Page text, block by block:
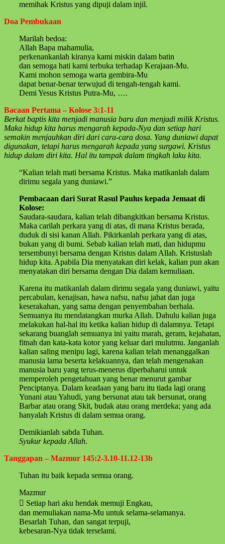
memihak Kristus yang dipuji dalam injil.
Doa Pembukaan
Marilah bedoa:
Allah Bapa mahamulia,
perkenankanlah kiranya kami miskin dalam batin
dan semoga hati kami terbuka terhadap Kerajaan-Mu.
Kami mohon semoga warta gembira-Mu
dapat benar-benar terwujud di tengah-tengah kami.
Demi Yesus Kristus Putra-Mu, ….
Bacaan Pertama – Kolose 3:1-11
Berkat baptis kita menjadi manusia baru dan menjadi milik Kristus.
Maka hidup kita harus mengarah kepada-Nya dan setiap hari
semakin menjauhkan diri dari cara-cara dosa. Yang duniawi dapat
digunakan, tetapi harus mengarah kepada yang surgawi. Kristus
hidup dalam diri kita. Hal itu tampak dalam tingkah laku kita.
“Kalian telah mati bersama Kristus. Maka matikanlah dalam
dirimu segala yang duniawi.”
Pembacaan dari Surat Rasul Paulus kepada Jemaat di
Kolose:
Saudara-saudara, kalian telah dibangkitkan bersama Kristus.
Maka carilah perkara yang di atas, di mana Kristus berada,
duduk di sisi kanan Allah. Pikirkanlah perkara yang di atas,
bukan yang di bumi. Sebab kalian telah mati, dan hidupmu
tersembunyi bersama dengan Kristus dalam Allah. Kristuslah
hidup kita. Apabila Dia menyatakan diri kelak, kalian pun akan
menyatakan diri bersama dengan Dia dalam kemuliaan.
Karena itu matikanlah dalam dirimu segala yang duniawi, yaitu
percabulan, kenajisan, hawa nafsu, nafsu jahat dan juga
keserakahan, yang sama dengan penyembahan berhala.
Semuanya itu mendatangkan murka Allah. Dahulu kalian juga
melakukan hal-hal itu ketika kalian hidup di dalamnya. Tetapi
sekarang buanglah semuanya ini yaitu marah, geram, kejahatan,
fitnah dan kata-kata kotor yang keluar dari mulutmu. Janganlah
kalian saling menipu lagi, karena kalian telah menanggalkan
manusia lama beserta kelakuannya, dan telah mengenakan
manusia baru yang terus-menerus diperbaharui untuk
memperoleh pengetahuan yang benar menurut gambar
Penciptanya. Dalam keadaan yang baru itu tiada lagi orang
Yunani atau Yahudi, yang bersunat atau tak bersunat, orang
Barbar atau orang Skit, budak atau orang merdeka; yang ada
hanyalah Kristus di dalam semua orang.
Demikianlah sabda Tuhan.
Syukur kepada Allah.
Tanggapan – Mazmur 145:2-3.10-11.12-13b
Tuhan itu baik kepada semua orang.
Mazmur
 Setiap hari aku hendak memuji Engkau,
dan memuliakan nama-Mu untuk selama-selamanya.
Besarlah Tuhan, dan sangat terpuji,
kebesaran-Nya tidak terselami.